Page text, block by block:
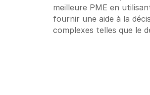
meilleure PME en
fournir une aide à la
complexes telles que le